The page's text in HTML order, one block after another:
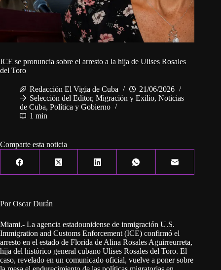
ICE se pronuncia sobre el arresto a la hija de Ulises Rosales
del Toro
Redacción El Vigia de Cuba
21/06/2026
Selección del Editor, Migración y Exilio, Noticias
de Cuba, Política y Gobierno
1 min
Comparte esta noticia
Por Oscar Durán
Miami.- La agencia estadounidense de inmigración U.S.
Immigration and Customs Enforcement (ICE) confirmó el
arresto en el estado de Florida de Alina Rosales Aguirreurreta,
hija del histórico general cubano Ulises Rosales del Toro. El
caso, revelado en un comunicado oficial, vuelve a poner sobre